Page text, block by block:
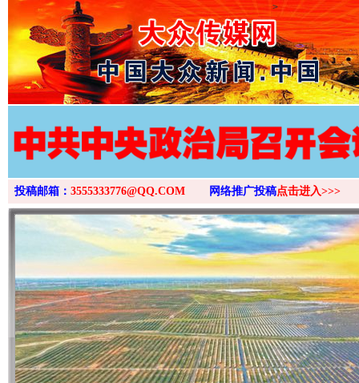
>
投稿邮箱： 3555333776@QQ.COM 网络推广投稿点击进入>>>